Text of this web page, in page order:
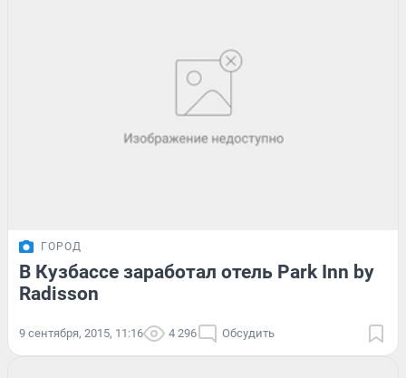
ГОРОД
В Кузбассе заработал отель Park Inn by
Radisson
9 сентября, 2015, 11:16 4 296 Обсудить